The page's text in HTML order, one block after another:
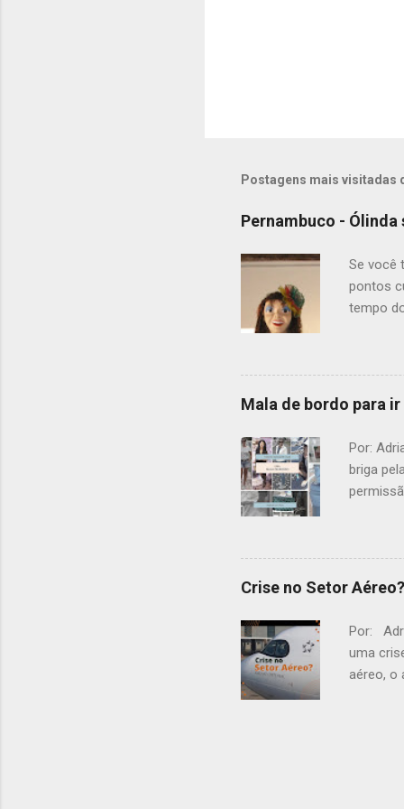
Postagens mais visitadas
Pernambuco -
Se você
pontos
tempo
E no
motivo
domínio
Mala de bordo para
Por:
briga
bordo.
Crise no Setor Aéreo?
Por:
uma
aéreo, o
das